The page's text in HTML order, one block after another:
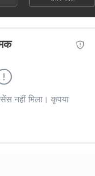
नहीं मिला। कृपया